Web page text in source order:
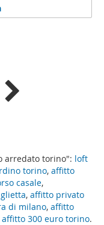
arredato torino": loft
torino, affitto
casale,
, affitto privato
di milano, affitto
affitto 300 euro torino.